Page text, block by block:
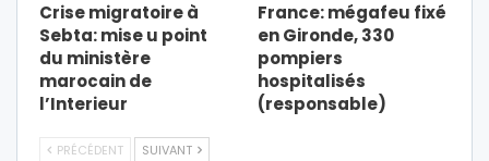
Crise migratoire à
Sebta: mise u point
du ministère
marocain de
l’Interieur
France: mégafeu fixé
en Gironde, 330
pompiers
hospitalisés
(responsable)
PRÉCÉDENT SUIVANT